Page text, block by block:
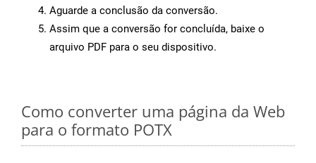
Aguarde a conclusão da conversão.
Assim que a conversão for concluída, baixe o
arquivo PDF para o seu dispositivo.
Como converter uma página da Web
para o formato POTX